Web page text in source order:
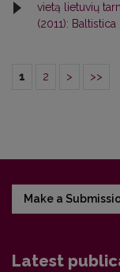
vietą lietuvių
(2011): Baltistica
1 2 > >>
Make a
Latest